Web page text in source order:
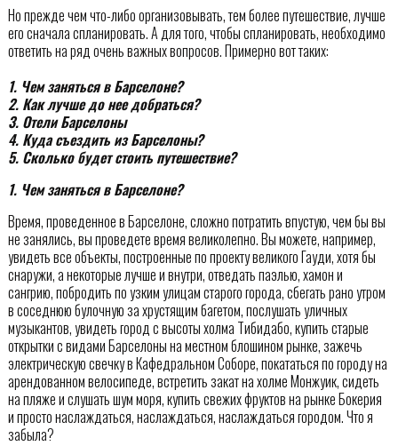
Но прежде чем что-либо организовывать, тем более путешествие, лучше
его сначала спланировать. А для того, чтобы спланировать, необходимо
ответить на ряд очень важных вопросов. Примерно вот таких:
1. Чем заняться в Барселоне?
2. Как лучше до нее добраться?
3. Отели Барселоны
4. Куда съездить из Барселоны?
5. Сколько будет стоить путешествие?
1. Чем заняться в Барселоне?
Время, проведенное в Барселоне, сложно потратить впустую, чем бы вы
не занялись, вы проведете время великолепно. Вы можете, например,
увидеть все объекты, построенные по проекту великого Гауди, хотя бы
снаружи, а некоторые лучше и внутри, отведать паэлью, хамон и
сангрию, побродить по узким улицам старого города, сбегать рано утром
в соседнюю булочную за хрустящим багетом, послушать уличных
музыкантов, увидеть город с высоты холма Тибидабо, купить старые
открытки с видами Барселоны на местном блошином рынке, зажечь
электрическую свечку в Кафедральном Соборе, покататься по городу на
арендованном велосипеде, встретить закат на холме Монжуик, сидеть
на пляже и слушать шум моря, купить свежих фруктов на рынке Бокерия
и просто наслаждаться, наслаждаться, наслаждаться городом. Что я
забыла?